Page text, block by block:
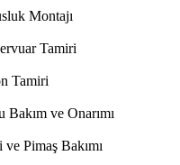
Montajı
Tamiri
Tamiri
ve Onarımı
Pimaş Bakımı